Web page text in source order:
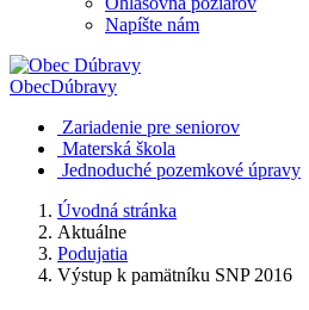
Napíšte nám
ObecDúbravy
Zariadenie pre seniorov
Materská škola
Jednoduché pozemkové úpravy
Úvodná stránka
Aktuálne
Podujatia
Výstup k pamätníku SNP 2016